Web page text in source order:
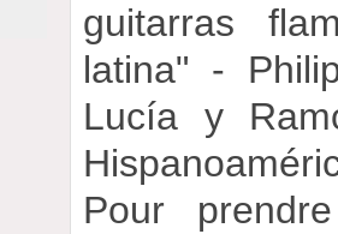
guitarras
latina" -
Lucía y
Pour